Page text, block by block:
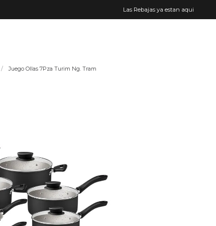
Las Rebajas ya estan aqui
6.
cafetera
7
organizador
8.
almohada
hydrate
Juego Ollas 7Pza Turim Ng. Tram